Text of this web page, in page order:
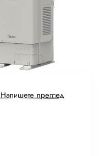
Бесплатна Достава
Напишете преглед